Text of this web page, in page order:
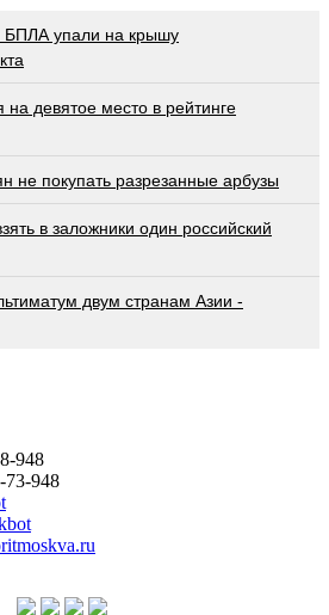
БПЛА упали на крышу
на девятое место в рейтинге
не покупать разрезанные арбузы
в заложники один российский
двум странам Азии -
948
73-948